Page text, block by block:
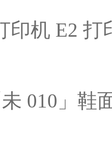
印机 E2
010」鞋